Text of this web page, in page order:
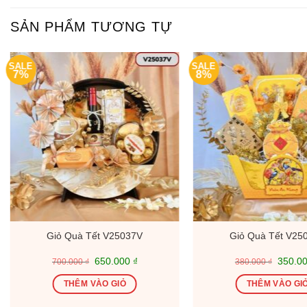
SẢN PHẨM TƯƠNG TỰ
SALE
7%
Giỏ Quà Tết V25037V
700.000₫ Giá
là:
700.000 ₫.
650.000 ₫Giá
tại
là:
THÊM VÀO GIỎ
SALE
8%
Giỏ Quà Tết
380.000₫ Giá
là:
THÊM VÀO